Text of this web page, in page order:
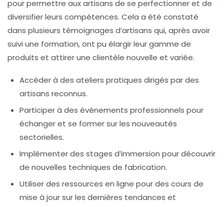
pour permettre aux artisans de se perfectionner et de
diversifier leurs compétences. Cela a été constaté
dans plusieurs témoignages d’artisans qui, après avoir
suivi une formation, ont pu élargir leur gamme de
produits et attirer une clientèle nouvelle et variée.
Accéder à des ateliers pratiques dirigés par des
artisans reconnus.
Participer à des événements professionnels pour
échanger et se former sur les nouveautés
sectorielles.
Implémenter des stages d’immersion pour découvrir
de nouvelles techniques de fabrication.
Utiliser des ressources en ligne pour des cours de
mise à jour sur les dernières tendances et